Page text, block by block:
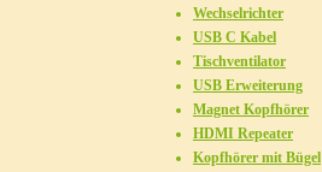
Wechselrichter
USB C Kabel
Tischventilator
USB Erweiterung
Magnet Kopfhörer
HDMI Repeater
Kopfhörer mit Bügel